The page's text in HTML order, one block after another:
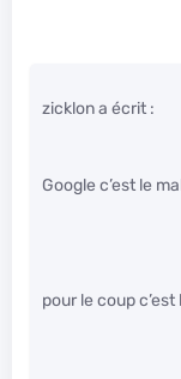
zicklon a écrit :
Google c’est le
pour le coup